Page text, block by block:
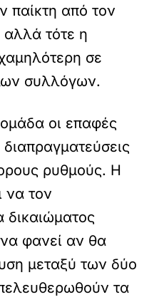
παίκτη από τον
αλλά τότε η
σε
συλλόγων.
οι επαφές
διαπραγματεύσεις
ρυθμούς. Η
να τον
δικαιώματος
να φανεί αν θα
μεταξύ των δύο
τα